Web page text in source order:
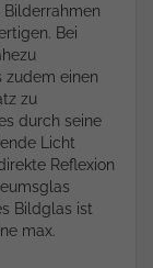
Bei
zudem einen
zu
durch seine
Licht
Reflexion
Bildglas ist
max.